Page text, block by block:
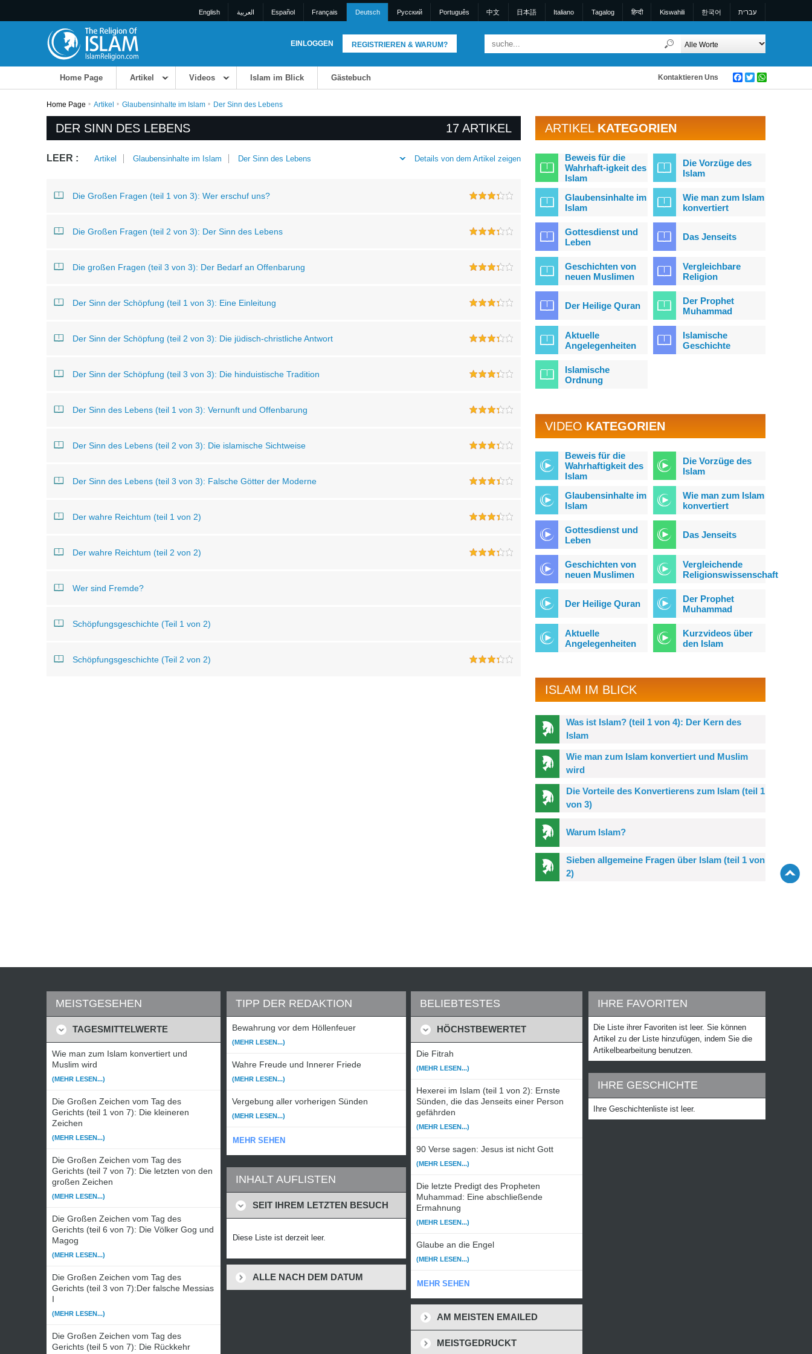
English العربية Español Français Deutsch Pусский Português 中文 日本語 Italiano Tagalog हिन्दी Kiswahili 한국어 עברית
REGISTRIEREN & WARUM?
EINLOGGEN
Home Page Artikel Videos Islam im Blick Gästebuch Facebook
Twitter
Kontaktieren Uns
Home Page Artikel Glaubensinhalte im Islam Der Sinn des Lebens
DER SINN DES LEBENS 17 ARTIKEL
LEER : Artikel Glaubensinhalte im Islam Der Sinn des Lebens Details von dem Artikel zeigen
Die Großen Fragen (teil 1 von 3): Wer erschuf uns?
Die Großen Fragen (teil 2 von 3): Der Sinn des Lebens
Die großen Fragen (teil 3 von 3): Der Bedarf an Offenbarung
Der Sinn der Schöpfung (teil 1 von 3): Eine Einleitung
Der Sinn der Schöpfung (teil 2 von 3): Die jüdisch-christliche Antwort
Der Sinn der Schöpfung (teil 3 von 3): Die hinduistische Tradition
Der Sinn des Lebens (teil 1 von 3): Vernunft und Offenbarung
Der Sinn des Lebens (teil 2 von 3): Die islamische Sichtweise
Der Sinn des Lebens (teil 3 von 3): Falsche Götter der Moderne
Der wahre Reichtum (teil 1 von 2)
Der wahre Reichtum (teil 2 von 2)
Wer sind Fremde?
Schöpfungsgeschichte (Teil 1 von 2)
Schöpfungsgeschichte (Teil 2 von 2)
ARTIKEL KATEGORIEN
Beweis für die
Wahrhaft-igkeit des
Islam
Die Vorzüge des
Islam
Glaubensinhalte im
Islam
Wie man zum Islam
konvertiert
Gottesdienst und
Leben
Das Jenseits
Geschichten von
neuen Muslimen
Vergleichbare
Religion
Der Heilige Quran
Der Prophet
Muhammad
Aktuelle
Angelegenheiten
Islamische
Geschichte
Islamische
Ordnung
VIDEO KATEGORIEN
Beweis für die
Wahrhaftigkeit des
Islam
Die Vorzüge des
Islam
Glaubensinhalte im
Islam
Wie man zum Islam
konvertiert
Gottesdienst und
Leben
Das Jenseits
Geschichten von
neuen Muslimen
Vergleichende
Religionswissenschaft
Der Heilige Quran
Der Prophet
Muhammad
Aktuelle
Angelegenheiten
Kurzvideos über
den Islam
ISLAM IM BLICK
Was ist Islam? (teil 1 von 4): Der Kern des
Islam
Wie man zum Islam konvertiert und Muslim
wird
Die Vorteile des Konvertierens zum Islam (teil 1
von 3)
Warum Islam?
Sieben allgemeine Fragen über Islam (teil 1 von
2)
MEISTGESEHEN
TAGESMITTELWERTE
Wie man zum Islam konvertiert und
Muslim wird
(MEHR LESEN...)
Die Großen Zeichen vom Tag des
Gerichts (teil 1 von 7): Die kleineren
Zeichen
(MEHR LESEN...)
Die Großen Zeichen vom Tag des
Gerichts (teil 7 von 7): Die letzten von den
großen Zeichen
(MEHR LESEN...)
Die Großen Zeichen vom Tag des
Gerichts (teil 6 von 7): Die Völker Gog und
Magog
(MEHR LESEN...)
Die Großen Zeichen vom Tag des
Gerichts (teil 3 von 7):Der falsche Messias
I
(MEHR LESEN...)
Die Großen Zeichen vom Tag des
Gerichts (teil 5 von 7): Die Rückkehr
TIPP DER REDAKTION
Bewahrung vor dem Höllenfeuer
(MEHR LESEN...)
Wahre Freude und Innerer Friede
(MEHR LESEN...)
Vergebung aller vorherigen Sünden
(MEHR LESEN...)
MEHR SEHEN
INHALT AUFLISTEN
SEIT IHREM LETZTEN BESUCH
Diese Liste ist derzeit leer.
ALLE NACH DEM DATUM
BELIEBTESTES
HÖCHSTBEWERTET
Die Fitrah
(MEHR LESEN...)
Hexerei im Islam (teil 1 von 2): Ernste
Sünden, die das Jenseits einer Person
gefährden
(MEHR LESEN...)
90 Verse sagen: Jesus ist nicht Gott
(MEHR LESEN...)
Die letzte Predigt des Propheten
Muhammad: Eine abschließende
Ermahnung
(MEHR LESEN...)
Glaube an die Engel
(MEHR LESEN...)
MEHR SEHEN
AM MEISTEN EMAILED
MEISTGEDRUCKT
IHRE FAVORITEN
Die Liste ihrer Favoriten ist leer. Sie können
Artikel zu der Liste hinzufügen, indem Sie die
Artikelbearbeitung benutzen.
IHRE GESCHICHTE
Ihre Geschichtenliste ist leer.